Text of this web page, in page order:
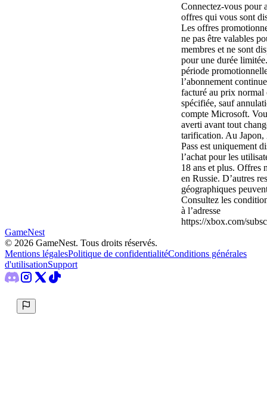
Connectez-vous pour
offres qui vous sont
Les offres
ne pas être valables
membres et ne sont
pour une durée
période
l’abonnement
facturé au prix normal
spécifiée, sauf
compte Microsoft.
averti avant tout
tarification. Au
Pass est uniquement
l’achat pour les
18 ans et plus. Offres
en Russie. D’autres
géographiques
Consultez les
à l’adresse
https://xbox.com/
GameNest
© 2026 GameNest. Tous droits réservés.
Mentions légalesPolitique de confidentialitéConditions générales
d'utilisationSupport